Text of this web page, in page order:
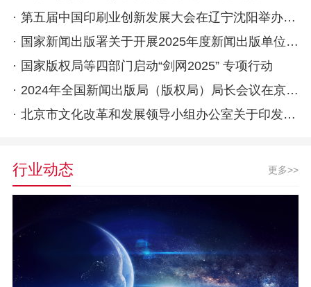
· 第五届中国印刷业创新发展大会在辽宁沈阳举办 胡和平出席并作主旨讲话
· 国家新闻出版署关于开展2025年度新闻出版单位高级职称评审工作的通知
· 国家版权局等四部门启动“剑网2025” 专项行动
· 2024年全国新闻出版局（版权局）局长会议在京召开
· 北京市文化改革和发展领导小组办公室关于印发《关于推动北京动漫行业高质量发展的若干意见》的通知
行业动态 更多>>